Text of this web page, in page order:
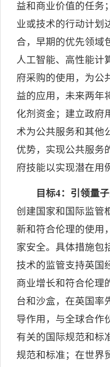
益和商业价值的任务
业或技术的行动计划
合，早期的优先领域
人工智能、高性能计
府采购的使用，为公
益的应用，未来两年
化剂资金；建立政府
术为公共服务和其他
优势，实现公共服务
府技能以实现潜在用
目标4：引领量
创建国家和国际监管
新和符合伦理的使用
家安全。具体措施包
技术的监管支持英国
商业增长和符合伦理
台和沙盒，在英国率
导作用，与全球合作
有关的国际规范和标
规范和标准；在世界